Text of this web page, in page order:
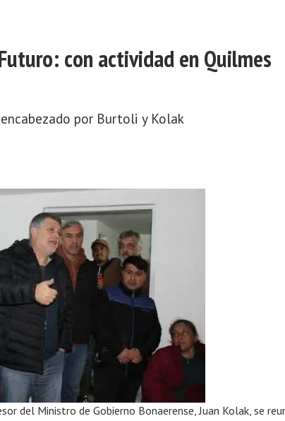
con actividad en Quilmes
por Burtoli y Kolak
del Ministro de Gobierno Bonaerense, Juan Kolak, se